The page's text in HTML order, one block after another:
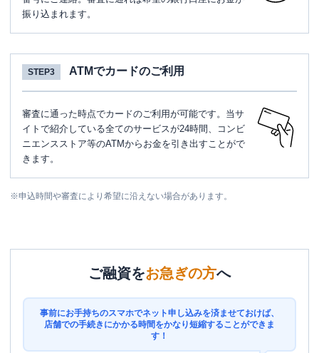
振り込まれます。
STEP3 ATMでカードのご利用
審査に通った時点でカードのご利用が可能です。当サ
イトで紹介している全てのサービスが24時間、コンビ
ニエンスストア等のATMからお金を引き出すことがで
きます。
※申込時間や審査により希望に沿えない場合があります。
ご融資をお急ぎの方へ
事前にお手持ちのスマホでネット申し込みを済ませておけば、
店舗での手続きにかかる時間をかなり短縮することができま
す！